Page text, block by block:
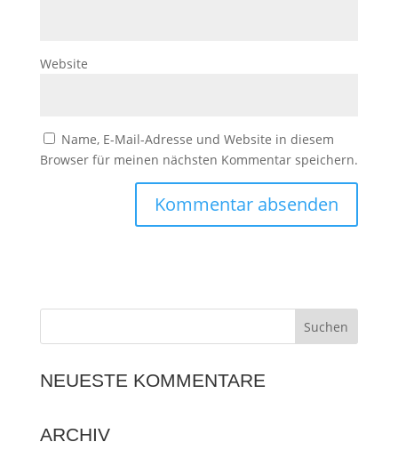
Website
Name, E-Mail-Adresse und Website in diesem
Browser für meinen nächsten Kommentar speichern.
NEUESTE KOMMENTARE
ARCHIV